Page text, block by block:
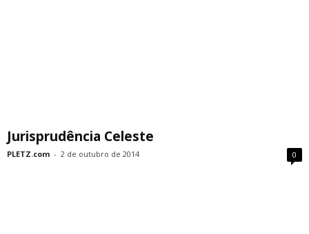
Jurisprudência Celeste
PLETZ.com - 2 de outubro de 2014 0